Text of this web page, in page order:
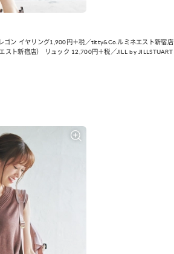
ゴン イヤリング1,900円＋税／titty&Co.ルミネエスト新宿店
ト新宿店） リュック 12,700円＋税／JILL by JILLSTUART